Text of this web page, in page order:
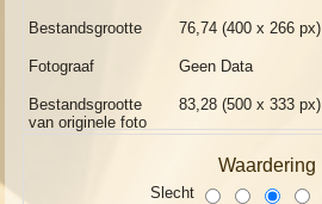
Bestandsgrootte 76,74 (400 x 266 px)
Fotograaf Geen Data
Bestandsgrootte
van originele foto
83,28 (500 x 333 px)
Waardering
Slecht